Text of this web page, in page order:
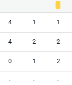
4 1 1
4 2 2
0 1 2
- - -